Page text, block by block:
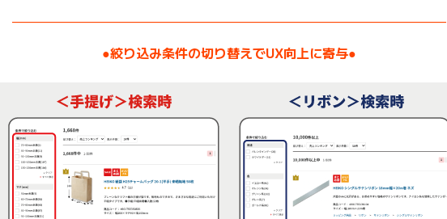
—————————————————————————————————–
●絞り込み条件の切り替えでUX向上に寄与●